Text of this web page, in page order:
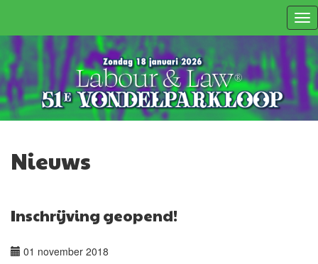
Nieuws
Inschrijving geopend!
01 november 2018